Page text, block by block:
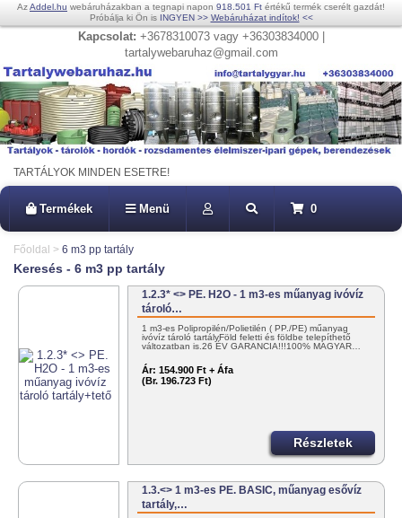
AzAddel.hu webáruházakban a tegnapi napon 918.501 Ft értékű termék cserélt gazdát!
Próbálja ki Ön is INGYEN >> Webáruházat indítok! <<
Kapcsolat: +3678310073 vagy +36303834000 |
tartalywebaruhaz@gmail.com
TARTÁLYOK MINDEN ESETRE!
Termékek Menü 0
Főoldal > 6 m3 pp tartály
Keresés - 6 m3 pp tartály
1.2.3* <> PE. H2O - 1 m3-es műanyag ivóvíz
tároló…
1 m3-es Polipropilén/Polietilén ( PP./PE) műanyag
ivóvíz tároló tartályFöld feletti és földbe telepíthető
változatban is.26 ÉV GARANCIA!!!100% MAGYAR…
Ár: 154.900 Ft + Áfa
(Br. 196.723 Ft)
Részletek
1.3.<> 1 m3-es PE. BASIC, műanyag esővíz
tartály,…